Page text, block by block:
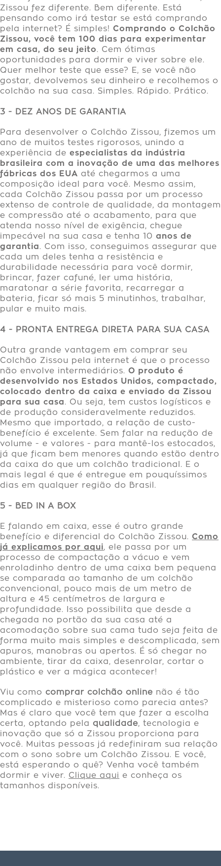
Zissou fez diferente. Bem diferente. Está
pensando como irá testar se está comprando
pela internet? É simples! Comprando o Colchão
Zissou, você tem 100 dias para experimentar
em casa, do seu jeito. Cem ótimas
oportunidades para dormir e viver sobre ele.
Quer melhor teste que esse? E, se você não
gostar, devolvemos seu dinheiro e recolhemos o
colchão na sua casa. Simples. Rápido. Prático.
3 - DEZ ANOS DE GARANTIA
Para desenvolver o Colchão Zissou, fizemos um
ano de muitos testes rigorosos, unindo a
experiência de especialistas da indústria
brasileira com a inovação de uma das melhores
fábricas dos EUA até chegarmos a uma
composição ideal para você. Mesmo assim,
cada Colchão Zissou passa por um processo
extenso de controle de qualidade, da montagem
e compressão até o acabamento, para que
atenda nosso nível de exigência, chegue
impecável na sua casa e tenha 10 anos de
garantia. Com isso, conseguimos assegurar que
cada um deles tenha a resistência e
durabilidade necessária para você dormir,
brincar, fazer cafuné, ler uma história,
maratonar a série favorita, recarregar a
bateria, ficar só mais 5 minutinhos, trabalhar,
pular e muito mais.
4 - PRONTA ENTREGA DIRETA PARA SUA CASA
Outra grande vantagem em comprar seu
Colchão Zissou pela internet é que o processo
não envolve intermediários. O produto é
desenvolvido nos Estados Unidos, compactado,
colocado dentro da caixa e enviado da Zissou
para sua casa. Ou seja, tem custos logísticos e
de produção consideravelmente reduzidos.
Mesmo que importado, a relação de custo-
benefício é excelente. Sem falar na redução de
volume - e valores - para mantê-los estocados,
já que ficam bem menores quando estão dentro
da caixa do que um colchão tradicional. E o
mais legal é que é entregue em pouquíssimos
dias em qualquer região do Brasil.
5 - BED IN A BOX
E falando em caixa, esse é outro grande
benefício e diferencial do Colchão Zissou. Como
já explicamos por aqui, ele passa por um
processo de compactação a vácuo e vem
enroladinho dentro de uma caixa bem pequena
se comparada ao tamanho de um colchão
convencional, pouco mais de um metro de
altura e 45 centímetros de largura e
profundidade. Isso possibilita que desde a
chegada no portão da sua casa até a
acomodação sobre sua cama tudo seja feita de
forma muito mais simples e descomplicada, sem
apuros, manobras ou apertos. É só chegar no
ambiente, tirar da caixa, desenrolar, cortar o
plástico e ver a mágica acontecer!
Viu como comprar colchão online não é tão
complicado e misterioso como parecia antes?
Mas é claro que você tem que fazer a escolha
certa, optando pela qualidade, tecnologia e
inovação que só a Zissou proporciona para
você. Muitas pessoas já redefiniram sua relação
com o sono sobre um Colchão Zissou. E você,
está esperando o quê? Venha você também
dormir e viver. Clique aqui e conheça os
tamanhos disponíveis.